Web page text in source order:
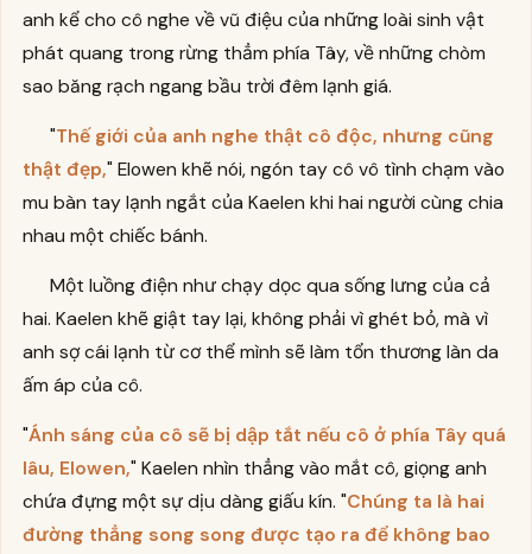
anh kể cho cô nghe về vũ điệu của những loài sinh vật
phát quang trong rừng thẳm phía Tây, về những chòm
sao băng rạch ngang bầu trời đêm lạnh giá.
"Thế giới của anh nghe thật cô độc, nhưng cũng
thật đẹp," Elowen khẽ nói, ngón tay cô vô tình chạm vào
mu bàn tay lạnh ngắt của Kaelen khi hai người cùng chia
nhau một chiếc bánh.
Một luồng điện như chạy dọc qua sống lưng của cả
hai. Kaelen khẽ giật tay lại, không phải vì ghét bỏ, mà vì
anh sợ cái lạnh từ cơ thể mình sẽ làm tổn thương làn da
ấm áp của cô.
"Ánh sáng của cô sẽ bị dập tắt nếu cô ở phía Tây quá
lâu, Elowen," Kaelen nhìn thẳng vào mắt cô, giọng anh
chứa đựng một sự dịu dàng giấu kín. "Chúng ta là hai
đường thẳng song song được tạo ra để không bao